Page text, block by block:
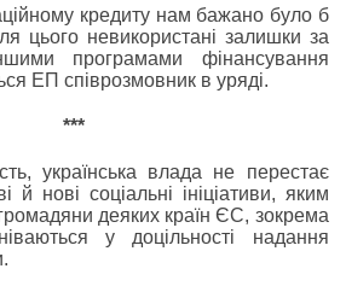
кредиту нам бажано було б
цього невикористані залишки за
програмами фінансування
ЕП співрозмовник в уряді.
***
українська влада не перестає
й нові соціальні ініціативи, яким
деяких країн ЄС, зокрема
у доцільності надання